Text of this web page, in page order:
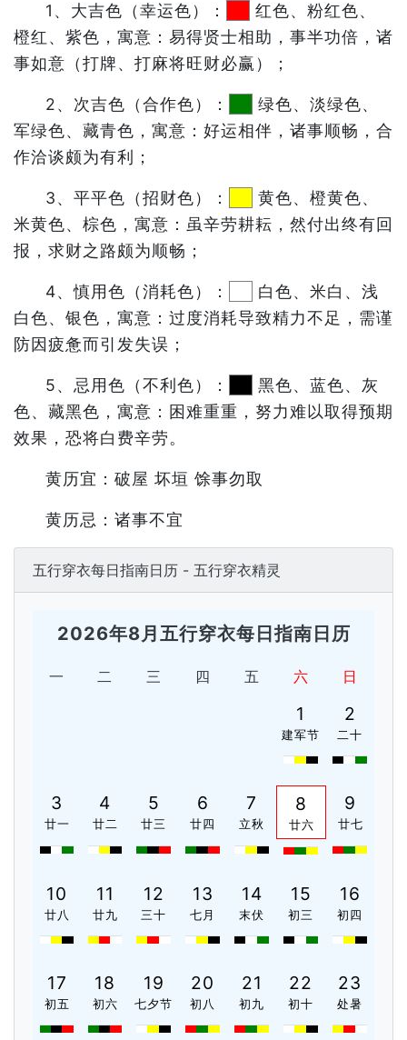
1、大吉色（幸运色）：
红色、粉红色、
橙红、紫色，寓意：易得贤士相助，事半功倍，诸
事如意（打牌、打麻将旺财必赢）；
2、次吉色（合作色）：
绿色、淡绿色、
军绿色、藏青色，寓意：好运相伴，诸事顺畅，合
作洽谈颇为有利；
3、平平色（招财色）：
黄色、橙黄色、
米黄色、棕色，寓意：虽辛劳耕耘，然付出终有回
报，求财之路颇为顺畅；
4、慎用色（消耗色）：
白色、米白、浅
白色、银色，寓意：过度消耗导致精力不足，需谨
防因疲惫而引发失误；
5、忌用色（不利色）：
黑色、蓝色、灰
色、藏黑色，寓意：困难重重，努力难以取得预期
效果，恐将白费辛劳。
黄历宜：破屋 坏垣 馀事勿取
黄历忌：诸事不宜
五行穿衣每日指南日历 - 五行穿衣精灵
2026年8月五行穿衣每日指南日历
一 二 三 四 五 六 日
1
建军节
2
二十
3
廿一
4
廿二
5
廿三
6
廿四
7
立秋
8
廿六
9
廿七
10
廿八
11
廿九
12
三十
13
七月
14
末伏
15
初三
16
初四
17
初五
18
初六
19
七夕节
20
初八
21
初九
22
初十
23
处暑